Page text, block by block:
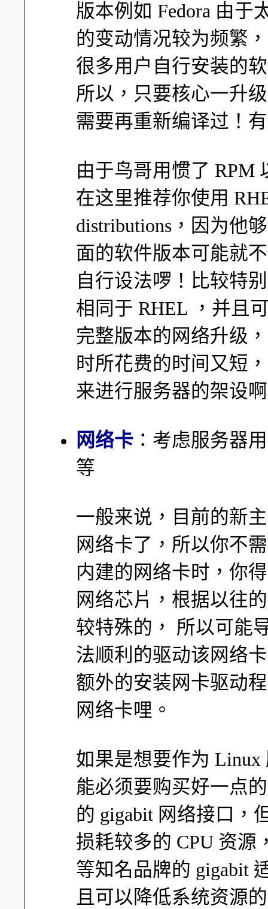
版本例如 Fedora 由于
的变动情况较为频繁
很多用户自行安装的
所以，只要核心一升
需要再重新编译过！
由于鸟哥用惯了 RPM
在这里推荐你使用
distributions，因为他
面的软件版本可能就
自行设法啰！比较特
相同于 RHEL ，并且
完整版本的网络升级
时所花费的时间又短
来进行服务器的架设
网络卡 ：考虑服务器
等
一般来说，目前的新
网络卡了，所以你不
内建的网络卡时，你
网络芯片，根据以往
较特殊的， 所以可能
法顺利的驱动该网络
额外的安装网卡驱动
网络卡哩。
如果是想要作为
能必须要购买好一点
的 gigabit 网络接口，
损耗较多的 CPU 资源
等知名品牌的 gigabit
且可以降低系统资源